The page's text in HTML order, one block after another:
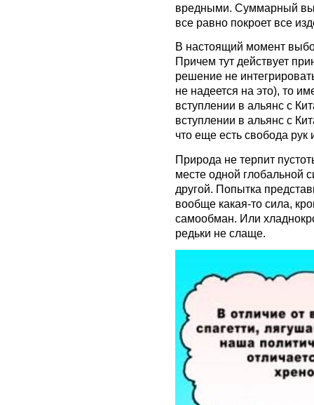
вредными. Суммарный
все равно покроет все
В настоящий момент
Причем тут действует
решение не
не надеется на это), то
вступлении в альянс с
вступлении в альянс с
что еще есть свобода
Природа не терпит
месте одной глобальной
другой. Попытка
вообще какая-то сила,
самообман. Или
редьки не слаще.